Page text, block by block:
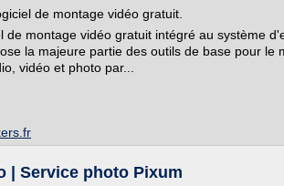
de montage vidéo gratuit.
de montage vidéo gratuit intégré au système
la majeure partie des outils de base pour le
vidéo et photo par...
| Service photo Pixum